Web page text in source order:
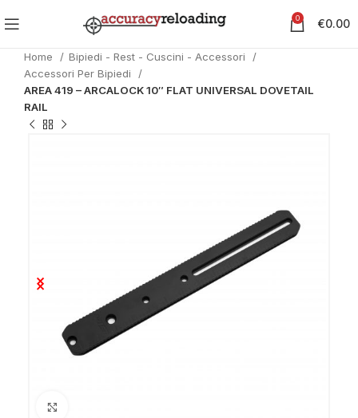
0 €0.00
Home
Bipiedi - Rest - Cuscini - Accessori
Accessori Per Bipiedi
AREA 419 – ARCALOCK 10″ FLAT UNIVERSAL DOVETAIL
RAIL